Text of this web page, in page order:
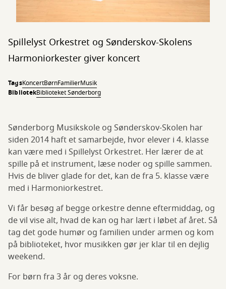
Spillelyst Orkestret og Sønderskov-Skolens
Harmoniorkester giver koncert
TagsKoncertBørnFamilierMusik
BibliotekBiblioteket Sønderborg
Sønderborg Musikskole og Sønderskov-Skolen har
siden 2014 haft et samarbejde, hvor elever i 4. klasse
kan være med i Spillelyst Orkestret. Her lærer de at
spille på et instrument, læse noder og spille sammen.
Hvis de bliver glade for det, kan de fra 5. klasse være
med i Harmoniorkestret.
Vi får besøg af begge orkestre denne eftermiddag, og
de vil vise alt, hvad de kan og har lært i løbet af året. Så
tag det gode humør og familien under armen og kom
på biblioteket, hvor musikken gør jer klar til en dejlig
weekend.
For børn fra 3 år og deres voksne.